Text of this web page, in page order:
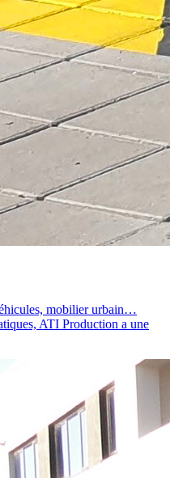
mobilier urbain…
ATI Production a une